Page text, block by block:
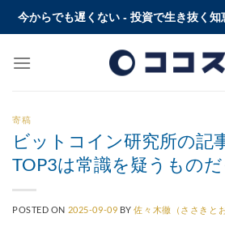
Skip今からでも遅くない - 投資で生き抜く知
寄稿
ビットコイン研究所の記
TOP3は常識を疑うもの
POSTED ON 2025-09-09 BY佐々木徹（ささきとお